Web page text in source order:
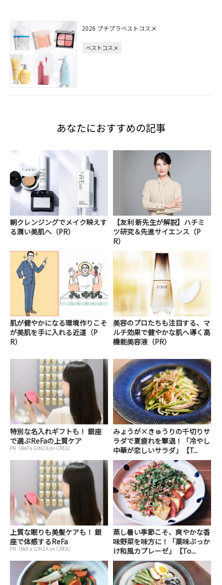
2026 プチプラベストコスメ
ベストコスメ
あなたにおすすめの記事
朝クレンジングでメイク映えす
る潤い美肌へ（PR）
【友利 新先生が解説】ハチミ
ツ研究＆先進サイエンス（P
R）
肌が健やかになる環境作りこそ
が美肌を手に入れる近道（P
R）
美容のプロたちも注目する、マ
ルチ効果で健やかな肌へ導く高
機能美容液（PR）
特別な名入れギフトも！ 銀座
で選ぶReFaの上質ケア
PR（ReFa GINZA on CREA）
みょうが×きゅうりの千切りサ
ラダで夏疲れを撃退！「冷やし
中華が恋しいサラダ」【T...
上質な眠りも美髪ケアも！ 銀
座で体感するReFa
PR（ReFa GINZA on CREA）
蒸し暑い季節こそ、爽やかな香
味野菜を味方に！「薬味ぶっか
け和風カプレーゼ」【To...